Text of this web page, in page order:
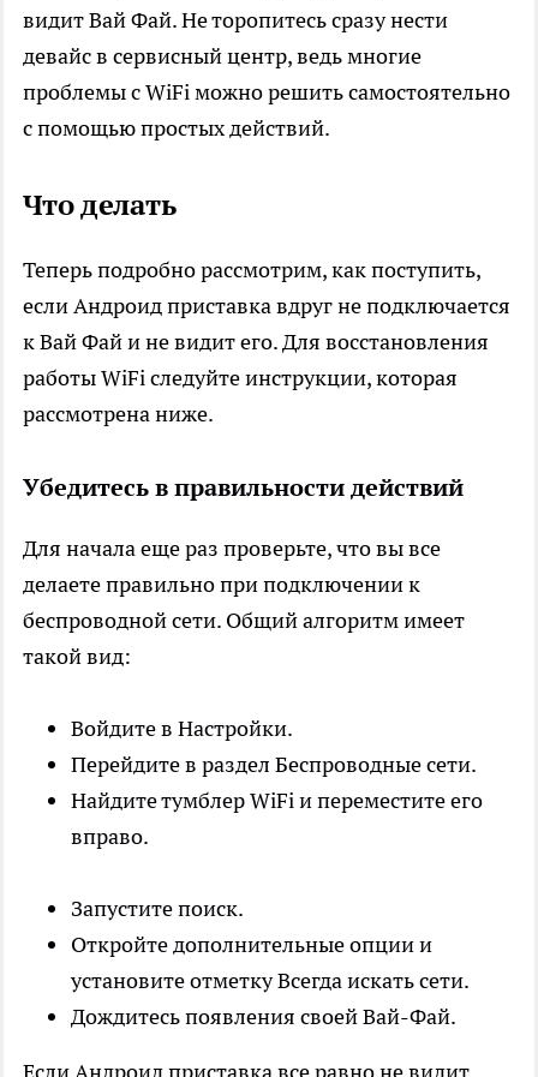
видит Вай Фай. Не торопитесь сразу нести
девайс в сервисный центр, ведь многие
проблемы с WiFi можно решить самостоятельно
с помощью простых действий.
Что делать
Теперь подробно рассмотрим, как поступить,
если Андроид приставка вдруг не подключается
к Вай Фай и не видит его. Для восстановления
работы WiFi следуйте инструкции, которая
рассмотрена ниже.
Убедитесь в правильности действий
Для начала еще раз проверьте, что вы все
делаете правильно при подключении к
беспроводной сети. Общий алгоритм имеет
такой вид:
Войдите в Настройки.
Перейдите в раздел Беспроводные сети.
Найдите тумблер WiFi и переместите его
вправо.
Запустите поиск.
Откройте дополнительные опции и
установите отметку Всегда искать сети.
Дождитесь появления своей Вай-Фай.